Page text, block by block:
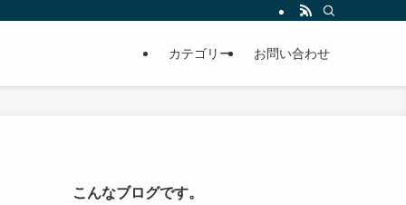
カテゴリー お問い合わせ
こんなブログです。